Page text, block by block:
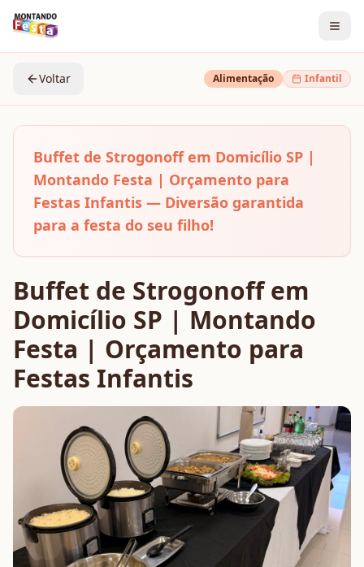
Voltar Alimentação Infantil
Buffet de Strogonoff em Domicílio SP |
Montando Festa | Orçamento para
Festas Infantis — Diversão garantida
para a festa do seu filho!
Buffet de Strogonoff em
Domicílio SP | Montando
Festa | Orçamento para
Festas Infantis